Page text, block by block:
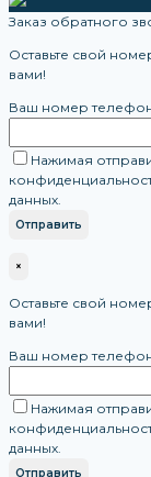
Заказ обратного
Оставьте свой
вами!
Ваш номер
Нажимая
данных.
×
Оставьте свой
вами!
Ваш номер
Нажимая
данных.